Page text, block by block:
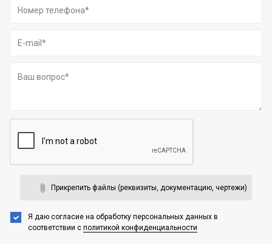
Прикрепить файлы (реквизиты, документацию, чертежи)
Я даю согласие на обработку персональных данных в
соответствии с политикой конфиденциальности